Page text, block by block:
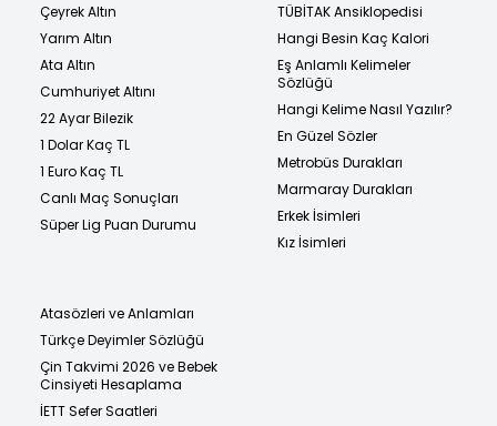
Çeyrek Altın
Yarım Altın
Ata Altın
Cumhuriyet Altını
22 Ayar Bilezik
1 Dolar Kaç TL
1 Euro Kaç TL
Canlı Maç Sonuçları
Süper Lig Puan Durumu
TÜBİTAK Ansiklopedisi
Hangi Besin Kaç Kalori
Eş Anlamlı Kelimeler
Sözlüğü
Hangi Kelime Nasıl Yazılır?
En Güzel Sözler
Metrobüs Durakları
Marmaray Durakları
Erkek İsimleri
Kız İsimleri
Atasözleri ve Anlamları
Türkçe Deyimler Sözlüğü
Çin Takvimi 2026 ve Bebek
Cinsiyeti Hesaplama
İETT Sefer Saatleri